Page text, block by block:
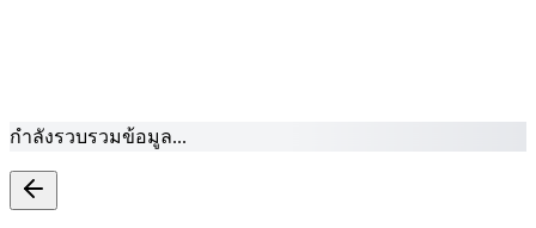
กำลังรวบรวมข้อมูล...